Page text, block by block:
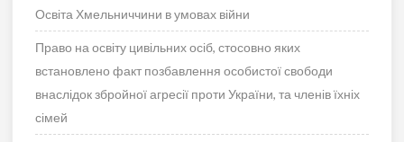
Освіта Хмельниччини в умовах війни
Право на освіту цивільних осіб, стосовно яких
встановлено факт позбавлення особистої свободи
внаслідок збройної агресії проти України, та членів їхніх
сімей